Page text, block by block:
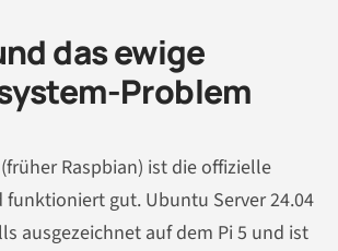
das ewige
Problem
Raspbian) ist die offizielle
funktioniert gut. Ubuntu Server 24.04
ausgezeichnet auf dem Pi 5 und ist